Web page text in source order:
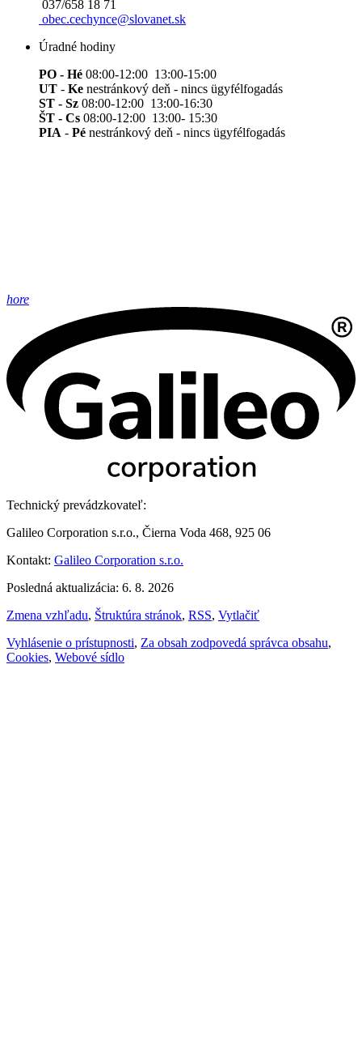
037/658 18 71
obec.cechynce@slovanet.sk
Úradné hodiny
PO - Hé 08:00-12:00 13:00-15:00
UT - Ke nestránkový deň - nincs ügyfélfogadás
ST - Sz 08:00-12:00 13:00-16:30
ŠT - Cs 08:00-12:00 13:00- 15:30
PIA - Pé nestránkový deň - nincs ügyfélfogadás
hore
Technický prevádzkovateľ:
Galileo Corporation s.r.o., Čierna Voda 468, 925 06
Kontakt: Galileo Corporation s.r.o.
Posledná aktualizácia: 6. 8. 2026
Zmena vzhľadu, Štruktúra stránok, RSS, Vytlačiť
Vyhlásenie o prístupnosti, Za obsah zodpovedá správca obsahu,
Cookies, Webové sídlo